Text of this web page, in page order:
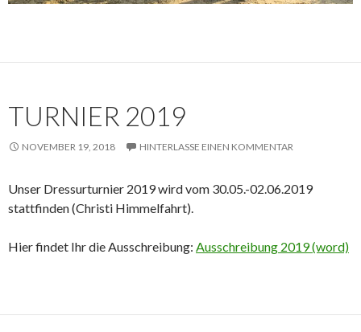
TURNIER 2019
NOVEMBER 19, 2018 HINTERLASSE EINEN KOMMENTAR
Unser Dressurturnier 2019 wird vom 30.05.-02.06.2019
stattfinden (Christi Himmelfahrt).
Hier findet Ihr die Ausschreibung: Ausschreibung 2019 (word)